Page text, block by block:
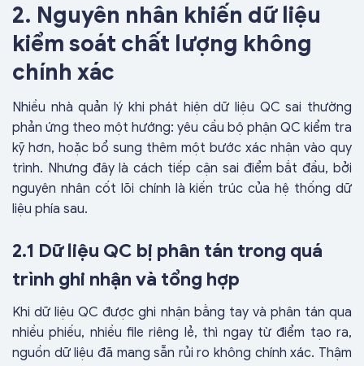
2. Nguyên nhân khiến dữ liệu
kiểm soát chất lượng không
chính xác
Nhiều nhà quản lý khi phát hiện dữ liệu QC sai thường
phản ứng theo một hướng: yêu cầu bộ phận QC kiểm tra
kỹ hơn, hoặc bổ sung thêm một bước xác nhận vào quy
trình. Nhưng đây là cách tiếp cận sai điểm bắt đầu, bởi
nguyên nhân cốt lõi chính là kiến trúc của hệ thống dữ
liệu phía sau.
2.1 Dữ liệu QC bị phân tán trong quá
trình ghi nhận và tổng hợp
Khi dữ liệu QC được ghi nhận bằng tay và phân tán qua
nhiều phiếu, nhiều file riêng lẻ, thì ngay từ điểm tạo ra,
nguồn dữ liệu đã mang sẵn rủi ro không chính xác. Thậm